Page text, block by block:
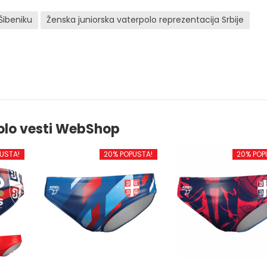
Ženska juniorska vaterpolo reprezentacija Srbije
vesti WebShop
20% POPUSTA! 20%